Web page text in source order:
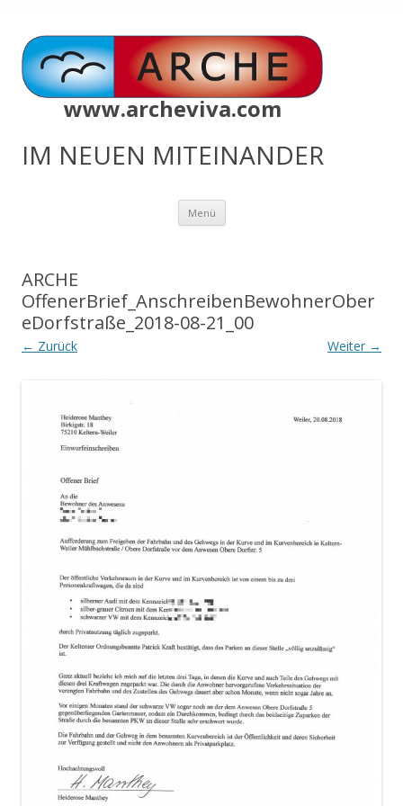
www.archeviva.com
IM NEUEN MITEINANDER
Menü Zum
springen
ARCHE
OffenerBrief_AnschreibenBewohnerOber
eDorfstraße_2018-08-21_00
← Zurück Weiter →